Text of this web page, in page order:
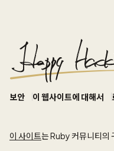
보안 이 웹사이트에 대해서
이 사이트는 Ruby 커뮤니티의